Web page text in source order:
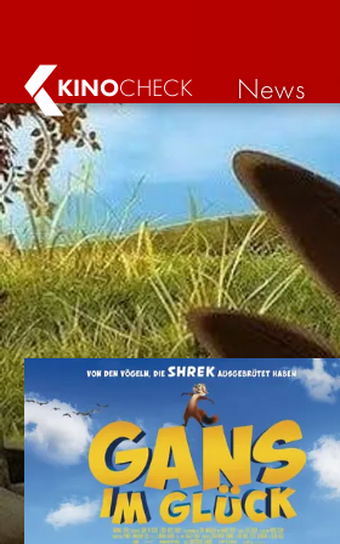
KINOCHECK News